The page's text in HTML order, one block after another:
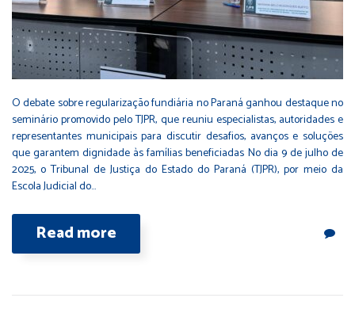
O debate sobre regularização fundiária no Paraná ganhou destaque no
seminário promovido pelo TJPR, que reuniu especialistas, autoridades e
representantes municipais para discutir desafios, avanços e soluções
que garantem dignidade às famílias beneficiadas No dia 9 de julho de
2025, o Tribunal de Justiça do Estado do Paraná (TJPR), por meio da
Escola Judicial do…
Read more